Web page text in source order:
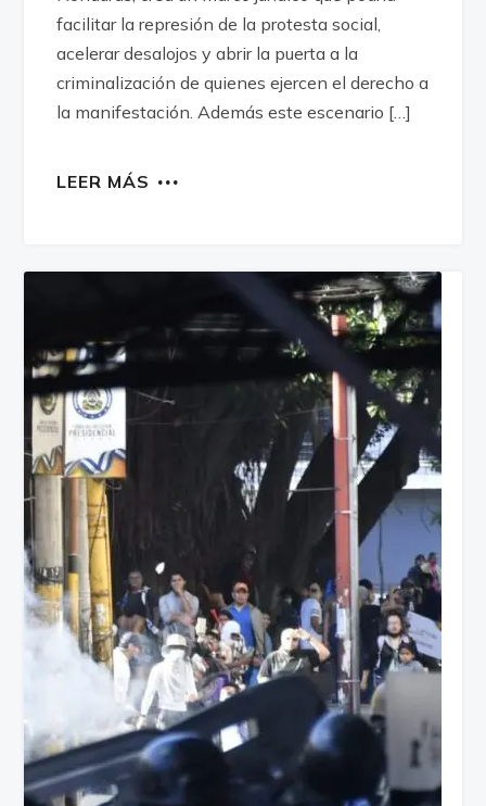
facilitar la represión de la protesta social,
acelerar desalojos y abrir la puerta a la
criminalización de quienes ejercen el derecho a
la manifestación. Además este escenario […]
LEER MÁS